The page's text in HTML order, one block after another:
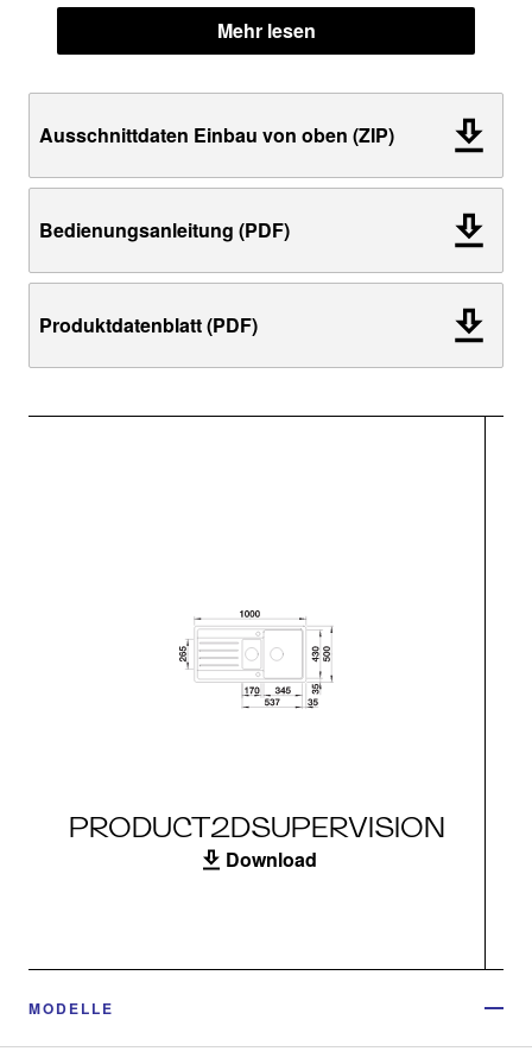
Mehr lesen
Ausschnittdaten Einbau von oben (ZIP)
Bedienungsanleitung (PDF)
Produktdatenblatt (PDF)
PRODUCT2DSUPERVISION
Download
MODELLE